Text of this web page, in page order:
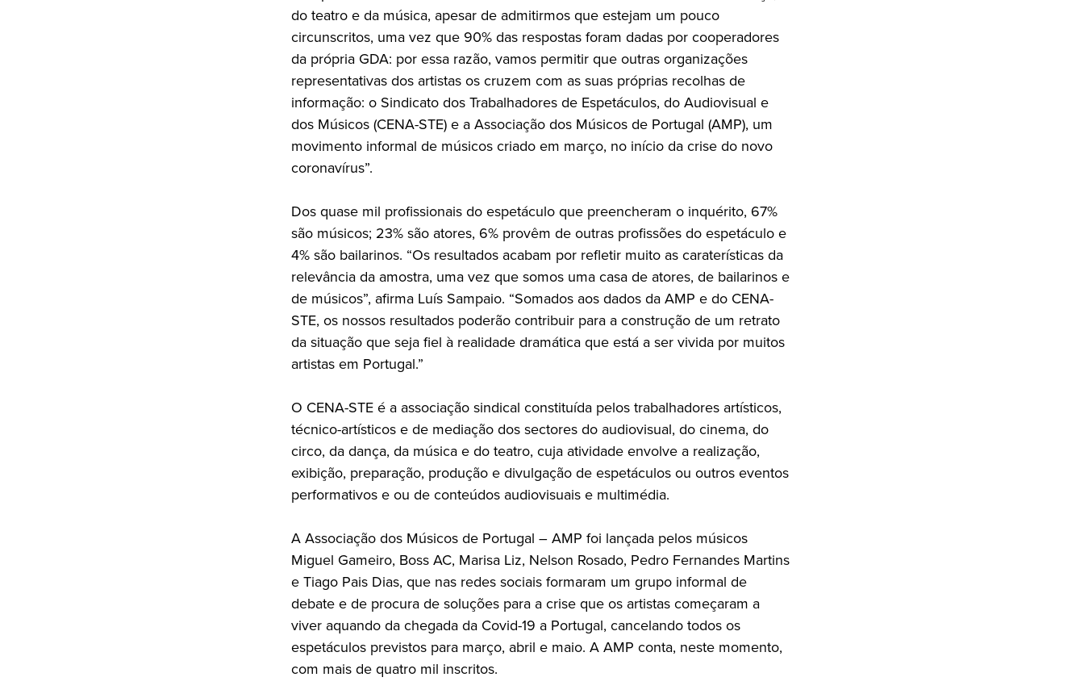
do teatro e da música, apesar de admitirmos que estejam um pouco
circunscritos, uma vez que 90% das respostas foram dadas por cooperadores
da própria GDA: por essa razão, vamos permitir que outras organizações
representativas dos artistas os cruzem com as suas próprias recolhas de
informação: o Sindicato dos Trabalhadores de Espetáculos, do Audiovisual e
dos Músicos (CENA-STE) e a Associação dos Músicos de Portugal (AMP), um
movimento informal de músicos criado em março, no início da crise do novo
coronavírus”.
Dos quase mil profissionais do espetáculo que preencheram o inquérito, 67%
são músicos; 23% são atores, 6% provêm de outras profissões do espetáculo e
4% são bailarinos. “Os resultados acabam por refletir muito as caraterísticas da
relevância da amostra, uma vez que somos uma casa de atores, de bailarinos e
de músicos”, afirma Luís Sampaio. “Somados aos dados da AMP e do CENA-
STE, os nossos resultados poderão contribuir para a construção de um retrato
da situação que seja fiel à realidade dramática que está a ser vivida por muitos
artistas em Portugal.”
O CENA-STE é a associação sindical constituída pelos trabalhadores artísticos,
técnico-artísticos e de mediação dos sectores do audiovisual, do cinema, do
circo, da dança, da música e do teatro, cuja atividade envolve a realização,
exibição, preparação, produção e divulgação de espetáculos ou outros eventos
performativos e ou de conteúdos audiovisuais e multimédia.
A Associação dos Músicos de Portugal – AMP foi lançada pelos músicos
Miguel Gameiro, Boss AC, Marisa Liz, Nelson Rosado, Pedro Fernandes Martins
e Tiago Pais Dias, que nas redes sociais formaram um grupo informal de
debate e de procura de soluções para a crise que os artistas começaram a
viver aquando da chegada da Covid-19 a Portugal, cancelando todos os
espetáculos previstos para março, abril e maio. A AMP conta, neste momento,
com mais de quatro mil inscritos.